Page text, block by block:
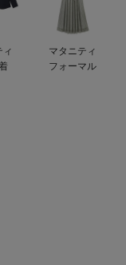
ィ
マタニティ
フォーマル